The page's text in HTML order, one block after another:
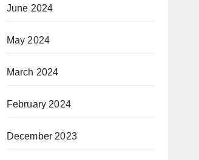
June 2024
May 2024
March 2024
February 2024
December 2023